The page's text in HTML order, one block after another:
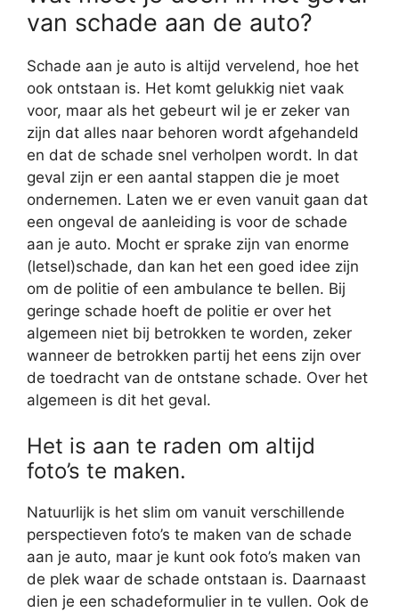
van schade aan de auto?
Schade aan je auto is altijd vervelend, hoe het
ook ontstaan is. Het komt gelukkig niet vaak
voor, maar als het gebeurt wil je er zeker van
zijn dat alles naar behoren wordt afgehandeld
en dat de schade snel verholpen wordt. In dat
geval zijn er een aantal stappen die je moet
ondernemen. Laten we er even vanuit gaan dat
een ongeval de aanleiding is voor de schade
aan je auto. Mocht er sprake zijn van enorme
(letsel)schade, dan kan het een goed idee zijn
om de politie of een ambulance te bellen. Bij
geringe schade hoeft de politie er over het
algemeen niet bij betrokken te worden, zeker
wanneer de betrokken partij het eens zijn over
de toedracht van de ontstane schade. Over het
algemeen is dit het geval.
Het is aan te raden om altijd
foto’s te maken.
Natuurlijk is het slim om vanuit verschillende
perspectieven foto’s te maken van de schade
aan je auto, maar je kunt ook foto’s maken van
de plek waar de schade ontstaan is. Daarnaast
dien je een schadeformulier in te vullen. Ook de